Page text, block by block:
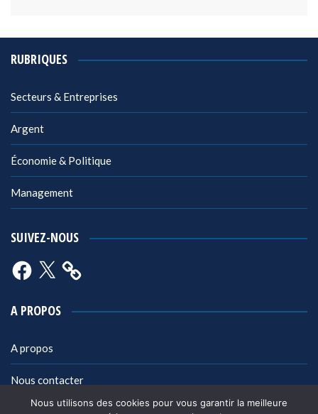
RUBRIQUES
Secteurs & Entreprises
Argent
Économie & Politique
Management
SUIVEZ-NOUS
Facebook
X
A PROPOS
A propos
Nous contacter
Nous utilisons des cookies pour vous garantir la meilleure